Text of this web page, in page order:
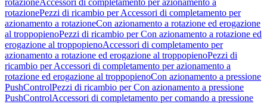
rotazioneAccessori di completamento per azionamento a
rotazionePezzi di ricambio per Accessori di completamento per
azionamento a rotazioneCon azionamento a rotazione ed erogazione
al troppopienoPezzi di ricambio per Con azionamento a rotazione ed
erogazione al troppopienoAccessori di completamento per
azionamento a rotazione ed erogazione al troppopienoPezzi di
ricambio per Accessori di completamento per azionamento a
rotazione ed erogazione al troppopienoCon azionamento a pressione
PushControlPezzi di ricambio per Con azionamento a pressione
PushControlAccessori di completamento per comando a pressione